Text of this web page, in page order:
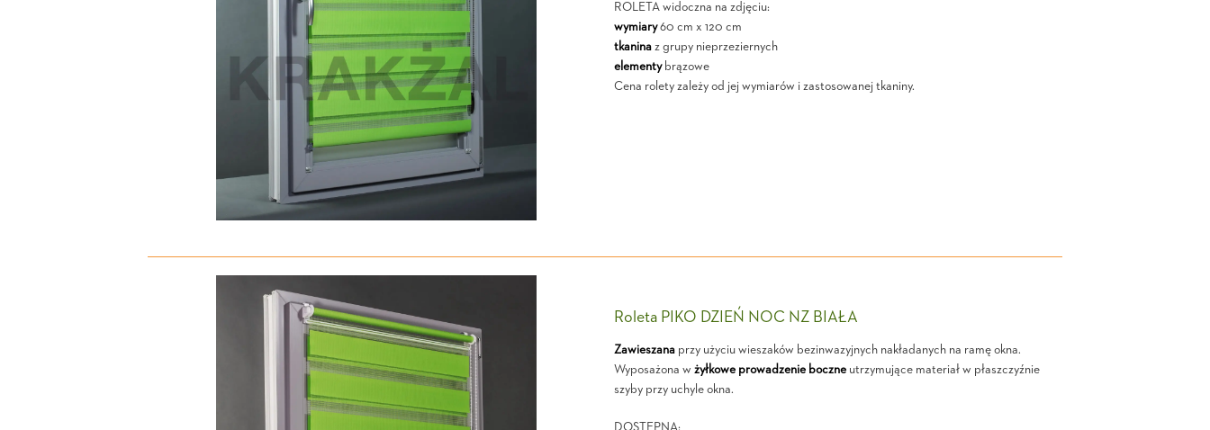
ROLETA widoczna na zdjęciu:
wymiary60 cm x 120 cm
tkanina z grupy nieprzeziernych
elementybrązowe
Cena rolety zależy od jej wymiarów i zastosowanej tkaniny.
Roleta PIKO DZIEŃ NOC NZ BIAŁA
Zawieszana przy użyciu wieszaków bezinwazyjnych nakładanych na ramę okna.
Wyposażona wżyłkowe prowadzenie boczne utrzymujące materiał w płaszczyźnie
szyby przy uchyle okna.
DOSTĘPNA: